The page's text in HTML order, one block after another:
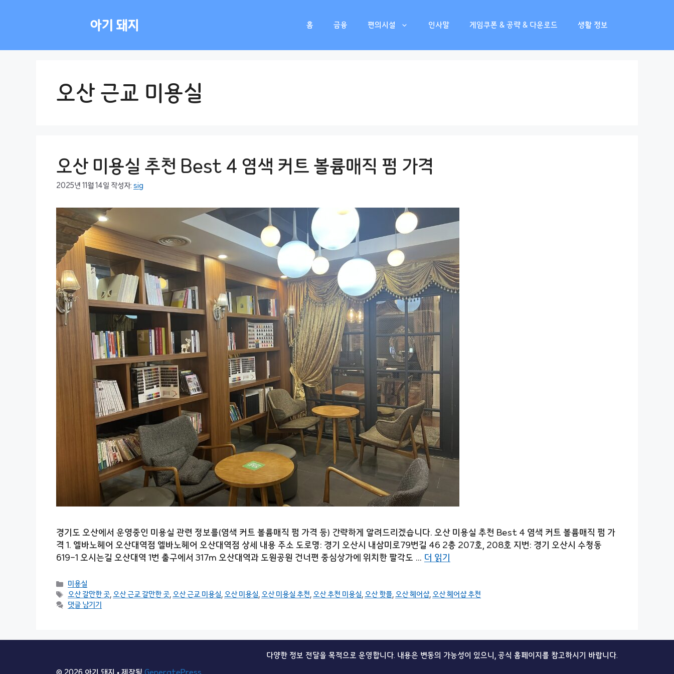
아기 돼지 홈 금융 편의시설 인사말 게임쿠폰 & 공략 & 다운로드 생활 정보
오산 근교 미용실
오산 미용실 추천 Best 4 염색 커트 볼륨매직 펌 가격
2025년 11월 14일 작성자:sig
경기도 오산에서 운영중인 미용실 관련 정보를(염색 커트 볼륨매직 펌 가격 등) 간략하게 알려드리겠습니다. 오산 미용실 추천 Best 4 염색 커트 볼륨매직 펌 가
격 1. 엘바노헤어 오산대역점 엘바노헤어 오산대역점 상세 내용 주소 도로명: 경기 오산시 내삼미로79번길 46 2층 207호, 208호 지번: 경기 오산시 수청동
619-1 오시는길 오산대역 1번 출구에서 317m 오산대역과 도원공원 건너편 중심상가에 위치한 팔각도 … 더 읽기
카
테
고
미용실
태
그
오산 갈만한 곳,오산 근교 갈만한 곳,오산 근교 미용실,오산 미용실,오산 미용실 추천,오산 추천 미용실,오산 핫플,오산 헤어샵,오산 헤어샵 추천
댓글 남기기
다양한 정보 전달을 목적으로 운영합니다. 내용은 변동의 가능성이 있으니, 공식 홈페이지를 참고하시기 바랍니다.